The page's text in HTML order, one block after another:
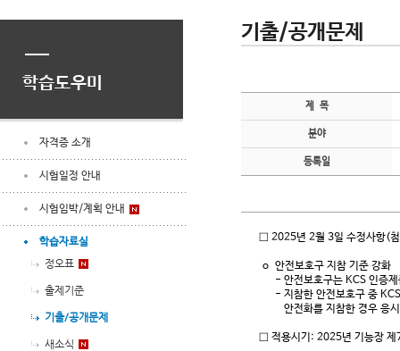
학습도우미
자격증 소개
시험일정 안내
시험임박/계획 안내
학습자료실
정오표
출제기준
기출/공개문제
새소식
기출/공개문제
제 목
분야
등록일
□ 2025년 2월 3일 수정사항(
o 안전보호구 지참 기준 강화
- 안전보호구는 KCS 인증제
- 지참한 안전보호구 중
안전화를 지참한 경우 응시
□ 적용시기: 2025년 기능장